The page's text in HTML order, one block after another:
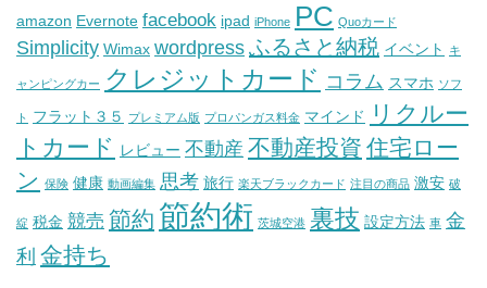
amazon Evernote facebook ipad iPhone PC Quoカード
Simplicity Wimax wordpressふるさと納税 イベント キ
ャンピングカー クレジットカード コラム スマホ ソフ
ト フラット３５ プレミアム版 プロパンガス料金 マインド
リクルー
トカード
レビュー 不動産 不動産投資 住宅ロー
ン 保険 健康 動画編集 思考 旅行 楽天ブラックカード 注目の商品 激安 破
綻 税金 競売 節約 節約術 茨城空港 裏技 設定方法 車 金
利 金持ち